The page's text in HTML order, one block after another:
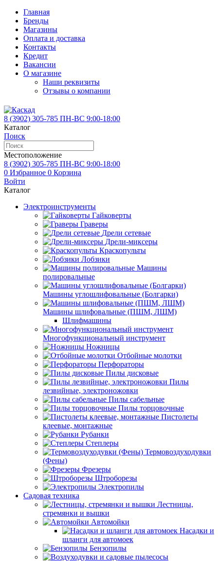
Главная
Бренды
Магазины
Оплата и доставка
Контакты
Кредит
Вакансии
О магазине
Наши реквизиты
Отзывы о компании
8 (3902) 305-785 ПН-ВС 9:00-18:00
Каталог
Поиск
Местоположение
8 (3902) 305-785 ПН-ВС 9:00-18:00
0 Избранное 0 Корзина
Войти
Каталог
Электроинструменты
Гайковерты
Граверы
Дрели сетевые
Дрели-миксеры
Краскопульты
Лобзики
Машины
полировальные
Машины углошлифовальные (Болгарки)
Машины шлифовальные (ПШМ, ЛШМ)
Шлифмашины
Многофункциональный инструмент
Ножницы
Отбойные молотки
Перфораторы
Пилы дисковые
Пилы
лезвийные, электроножовки
Пилы сабельные
Пилы торцовочные
Пистолеты
клеевые, монтажные
Рубанки
Степлеры
Термовоздуходувки
(Фены)
Фрезеры
Штроборезы
Электропилы
Садовая техника
Лестницы,
стремянки и вышки
Автомойки
Насадки и
шланги для автомоек
Бензопилы